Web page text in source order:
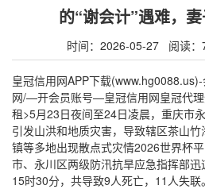
的“谢会计”遇难，
时间：2026-05-27 阅读
皇冠信用网APP下载
网/—开会员账号—皇冠信用网皇冠代
租>5月23日夜间至24日凌晨，重庆市
引发山洪和地质灾害，导致辖区茶山
镇等多地出现散点式灾情2026世界杯
市、永川区两级防汛抗旱应急指挥部
15时30分，共导致9人死亡，11人失联。